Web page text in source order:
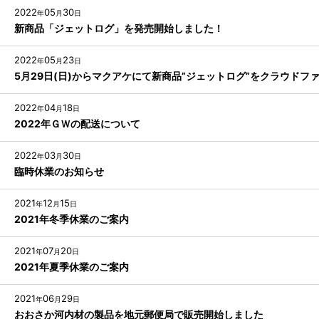
2022年05 月 30日
新商品「ジェットログ」を発売開始しました！
2022年05 月 23日
5月29日(日)からマクアケにて新商品”ジェットログ”をクラウドフ
2022年04月18日
2022年ＧＷの配送について
2022年03月 30日
臨時休業のお知らせ
2021年12 月15日
2021年冬季休業のご案内
2021年07月 20日
2021年夏季休業のご案内
2021年06月 29日
おおさか河内材の製品を地元郵便局で販売開始しました